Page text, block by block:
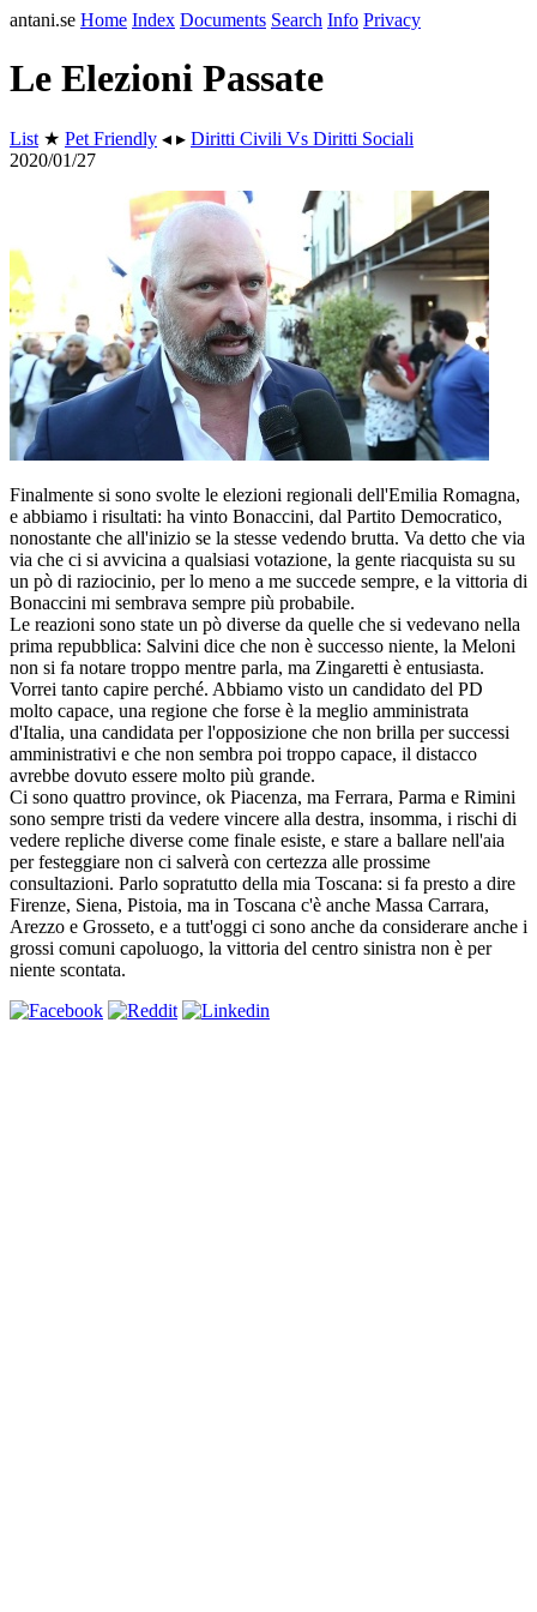
antani.se Home Index Documents Search Info Privacy
Le Elezioni Passate
List ★ Pet Friendly ◂ ▸ Diritti Civili Vs Diritti Sociali
2020/01/27
Finalmente si sono svolte le elezioni regionali dell'Emilia Romagna,
e abbiamo i risultati: ha vinto Bonaccini, dal Partito Democratico,
nonostante che all'inizio se la stesse vedendo brutta. Va detto che via
via che ci si avvicina a qualsiasi votazione, la gente riacquista su su
un pò di raziocinio, per lo meno a me succede sempre, e la vittoria di
Bonaccini mi sembrava sempre più probabile.
Le reazioni sono state un pò diverse da quelle che si vedevano nella
prima repubblica: Salvini dice che non è successo niente, la Meloni
non si fa notare troppo mentre parla, ma Zingaretti è entusiasta.
Vorrei tanto capire perché. Abbiamo visto un candidato del PD
molto capace, una regione che forse è la meglio amministrata
d'Italia, una candidata per l'opposizione che non brilla per successi
amministrativi e che non sembra poi troppo capace, il distacco
avrebbe dovuto essere molto più grande.
Ci sono quattro province, ok Piacenza, ma Ferrara, Parma e Rimini
sono sempre tristi da vedere vincere alla destra, insomma, i rischi di
vedere repliche diverse come finale esiste, e stare a ballare nell'aia
per festeggiare non ci salverà con certezza alle prossime
consultazioni. Parlo sopratutto della mia Toscana: si fa presto a dire
Firenze, Siena, Pistoia, ma in Toscana c'è anche Massa Carrara,
Arezzo e Grosseto, e a tutt'oggi ci sono anche da considerare anche i
grossi comuni capoluogo, la vittoria del centro sinistra non è per
niente scontata.